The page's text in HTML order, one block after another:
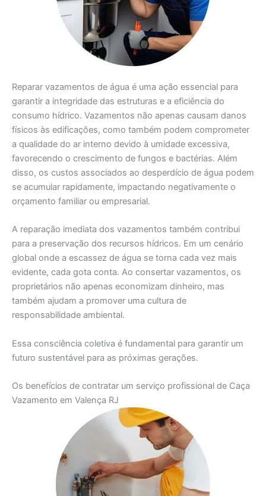
Reparar vazamentos de água é uma ação essencial para
garantir a integridade das estruturas e a eficiência do
consumo hídrico. Vazamentos não apenas causam danos
físicos às edificações, como também podem comprometer
a qualidade do ar interno devido à umidade excessiva,
favorecendo o crescimento de fungos e bactérias. Além
disso, os custos associados ao desperdício de água podem
se acumular rapidamente, impactando negativamente o
orçamento familiar ou empresarial.
A reparação imediata dos vazamentos também contribui
para a preservação dos recursos hídricos. Em um cenário
global onde a escassez de água se torna cada vez mais
evidente, cada gota conta. Ao consertar vazamentos, os
proprietários não apenas economizam dinheiro, mas
também ajudam a promover uma cultura de
responsabilidade ambiental.
Essa consciência coletiva é fundamental para garantir um
futuro sustentável para as próximas gerações.
Os benefícios de contratar um serviço profissional de Caça
Vazamento em Valença RJ